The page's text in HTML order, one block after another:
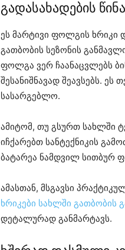
გადასახადების
ეს მარტივი ფოლგის ხრიკი
გათბობის სეზონის
ფოლგა ვერ ჩაანაცვლებს
შესანიშნავად შეავსებს. ეს
სასარგებლო.
ამიტომ, თუ გსურთ სახლში
იჩქარებთ სანტექნიკის
ბატარეა ნამდვილ სითბურ
ამასთან, მსგავსი
ხრიკები სახლში გათბობის
დეტალურად განმარტავს.